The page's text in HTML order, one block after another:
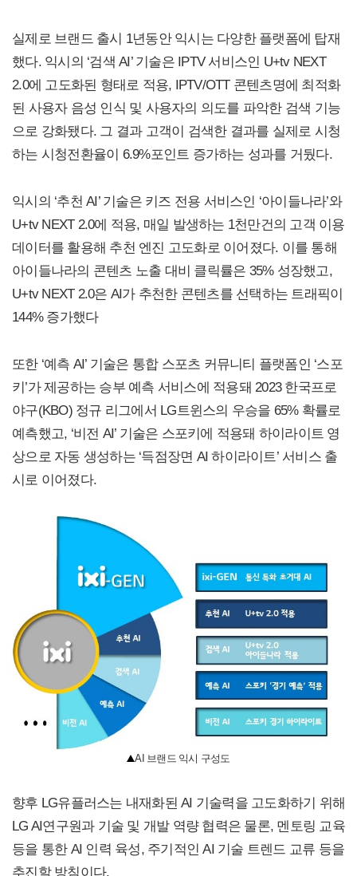
실제로 브랜드 출시 1년동안 익시는 다양한 플랫폼에 탑재
했다. 익시의 ‘검색 AI’ 기술은 IPTV 서비스인 U+tv NEXT
2.0에 고도화된 형태로 적용, IPTV/OTT 콘텐츠명에 최적화
된 사용자 음성 인식 및 사용자의 의도를 파악한 검색 기능
으로 강화됐다. 그 결과 고객이 검색한 결과를 실제로 시청
하는 시청전환율이 6.9%포인트 증가하는 성과를 거뒀다.
익시의 ‘추천 AI’ 기술은 키즈 전용 서비스인 ‘아이들나라’와
U+tv NEXT 2.0에 적용, 매일 발생하는 1천만건의 고객 이용
데이터를 활용해 추천 엔진 고도화로 이어졌다. 이를 통해
아이들나라의 콘텐츠 노출 대비 클릭률은 35% 성장했고,
U+tv NEXT 2.0은 AI가 추천한 콘텐츠를 선택하는 트래픽이
144% 증가했다
또한 ‘예측 AI’ 기술은 통합 스포츠 커뮤니티 플랫폼인 ‘스포
키’가 제공하는 승부 예측 서비스에 적용돼 2023 한국프로
야구(KBO) 정규 리그에서 LG트윈스의 우승을 65% 확률로
예측했고, ‘비전 AI’ 기술은 스포키에 적용돼 하이라이트 영
상으로 자동 생성하는 ‘득점장면 AI 하이라이트’ 서비스 출
시로 이어졌다.
AI 브랜드 익시 구성도
향후 LG유플러스는 내재화된 AI 기술력을 고도화하기 위해
LG AI연구원과 기술 및 개발 역량 협력은 물론, 멘토링 교육
등을 통한 AI 인력 육성, 주기적인 AI 기술 트렌드 교류 등을
추진할 방침이다.